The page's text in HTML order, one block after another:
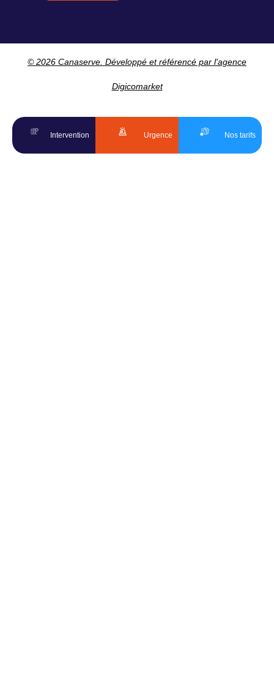
© 2026 Canaserve. Développé et référencé par l'agence
Digicomarket
Intervention Urgence Nos tarifs